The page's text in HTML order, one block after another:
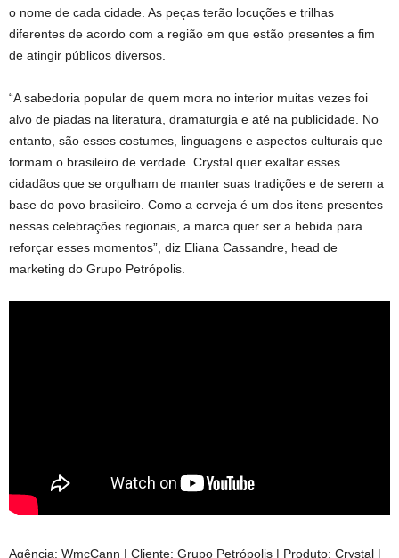
o nome de cada cidade. As peças terão locuções e trilhas
diferentes de acordo com a região em que estão presentes a fim
de atingir públicos diversos.
“A sabedoria popular de quem mora no interior muitas vezes foi
alvo de piadas na literatura, dramaturgia e até na publicidade. No
entanto, são esses costumes, linguagens e aspectos culturais que
formam o brasileiro de verdade. Crystal quer exaltar esses
cidadãos que se orgulham de manter suas tradições e de serem a
base do povo brasileiro. Como a cerveja é um dos itens presentes
nessas celebrações regionais, a marca quer ser a bebida para
reforçar esses momentos”, diz Eliana Cassandre, head de
marketing do Grupo Petrópolis.
Agência: WmcCann | Cliente: Grupo Petrópolis | Produto: Crystal |